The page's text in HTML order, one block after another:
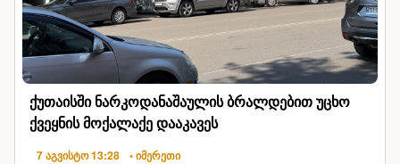
ქუთაისში ნარკოდანაშაულის ბრალდებით უცხო
ქვეყნის მოქალაქე დააკავეს
7 აგვისტო 13:28 • იმერეთი